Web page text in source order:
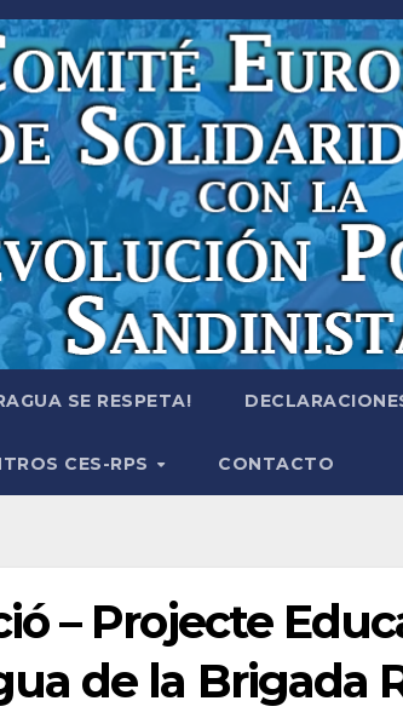
SE RESPETA!
CES-RPS CONTACTO
– Projecte
de la Brigada